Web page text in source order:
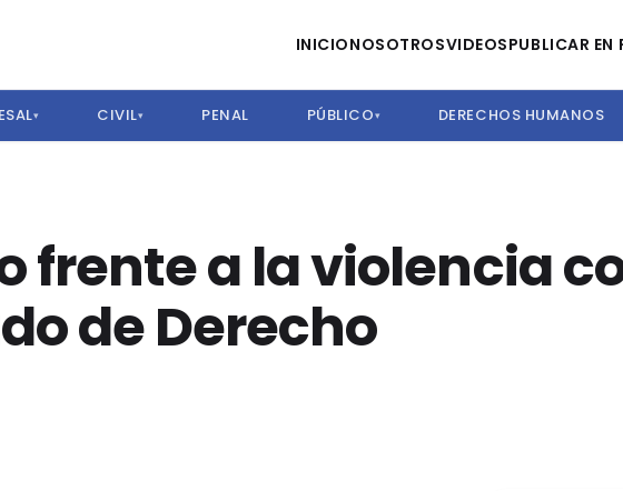
INICIONOSOTROSVIDEOSPUBLICAR EN
▾ CIVIL▾ PENAL PÚBLICO▾ DERECHOS HUMANOS
frente a la violencia
de Derecho